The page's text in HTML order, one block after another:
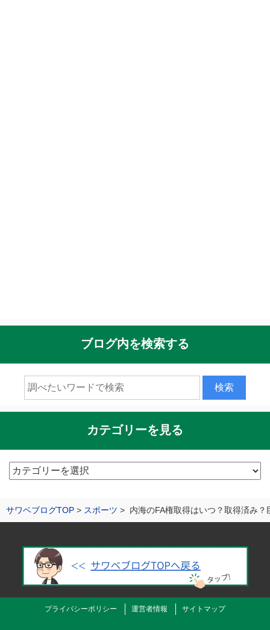
サワベブログTOP スポーツ 内海のFA権取得はいつ？取得済み
ブログ内を検索する
カテゴリーを見る
カ
リ
プライバシーポリシー 運営者情報 サイトマップ